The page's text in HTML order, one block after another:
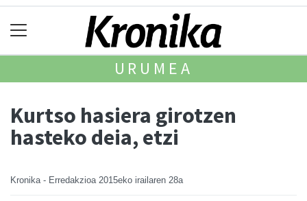
URUMEA
Kurtso hasiera girotzen
hasteko deia, etzi
Kronika - Erredakzioa 2015eko irailaren 28a